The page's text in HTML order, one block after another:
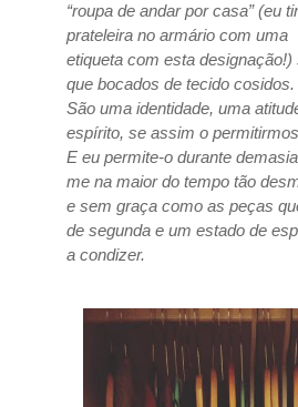
“roupa de andar por casa” (eu
prateleira no armário com uma
etiqueta com esta
que bocados de tecido cosidos.
São uma identidade, uma
espírito, se assim o
E eu permite-o durante
me na maior do tempo tão
e sem graça como as peças
de segunda e um estado de
a condizer.